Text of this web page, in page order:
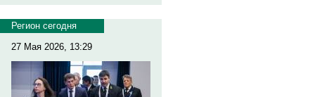
Регион сегодня
27 Мая 2026, 13:29